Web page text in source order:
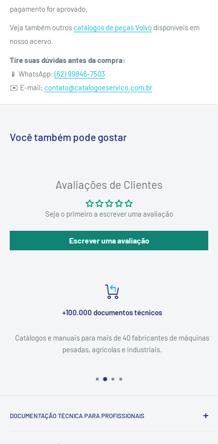
pagamento for aprovado.
Veja também outros catálogos de peças Volvo disponíveis em
nosso acervo.
Tire suas dúvidas antes da compra:
📱 WhatsApp: (62) 99846-7503
✉️ E-mail: contato@catalogoeservico.com.br
Você também pode gostar
Avaliações de Clientes
Seja o primeiro a escrever uma avaliação
Escrever uma avaliação
+100.000 documentos técnicos
Catálogos e manuais para mais de 40 fabricantes de máquinas
pesadas, agrícolas e industriais.
DOCUMENTAÇÃO TÉCNICA PARA PROFISSIONAIS